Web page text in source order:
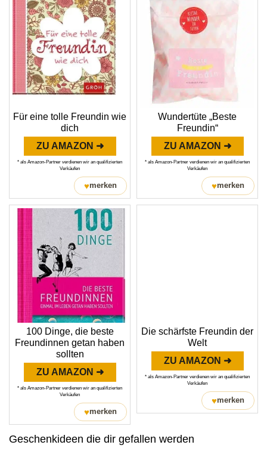
Für eine tolle Freundin wie
dich
ZU AMAZON ➜
* als Amazon-Partner verdienen wir an qualifizierten
Verkäufen
♥merken
Wundertüte „Beste
Freundin“
ZU AMAZON ➜
* als Amazon-Partner verdienen wir an qualifizierten
Verkäufen
♥merken
100 Dinge, die beste
Freundinnen getan haben
sollten
ZU AMAZON ➜
* als Amazon-Partner verdienen wir an qualifizierten
Verkäufen
♥merken
Die schärfste Freundin der
Welt
ZU AMAZON ➜
* als Amazon-Partner verdienen wir an qualifizierten
Verkäufen
♥merken
Geschenkideen die dir gefallen werden